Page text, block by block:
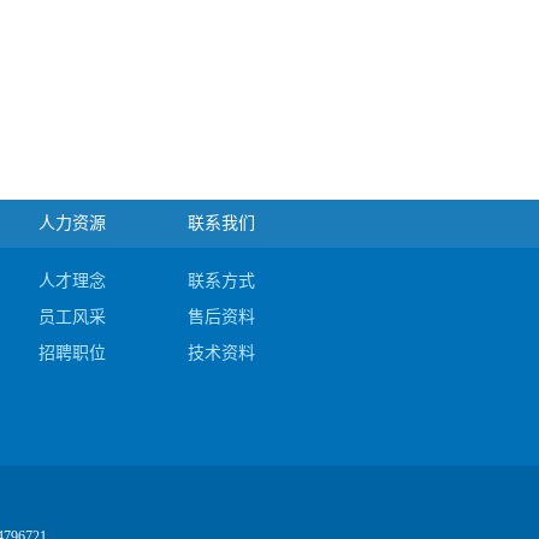
人力资源
人才理念
员工风采
招聘职位
联系我们
联系方式
售后资料
技术资料